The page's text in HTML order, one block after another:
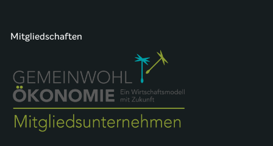
Mitgliedschaften